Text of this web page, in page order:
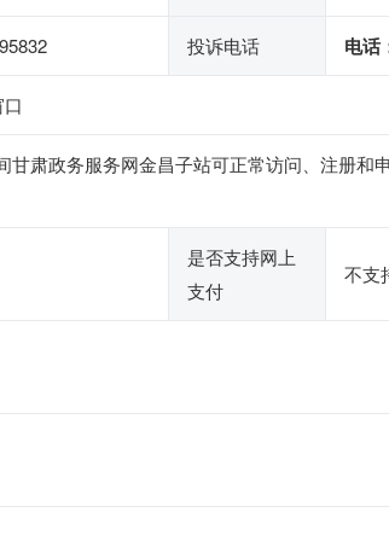
投诉电话 电话
甘肃政务服务网金昌子站可正常访问、注册和
是否支持网上
支付
不支